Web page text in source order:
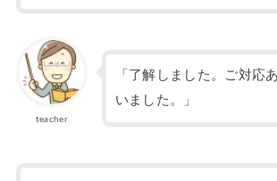
teacher
「了解しました。ご対応
いました。」